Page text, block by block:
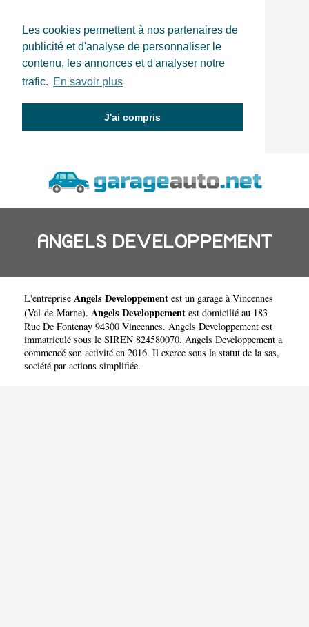
Les cookies permettent à nos partenaires de
publicité et d'analyse de personnaliser le
contenu, les annonces et d'analyser notre
trafic. En savoir plus
J'ai compris
ANGELS DEVELOPPEMENT
L'entreprise Angels Developpement est un garage à Vincennes
(Val-de-Marne). Angels Developpement est domicilié au 183
Rue De Fontenay 94300 Vincennes. Angels Developpement est
immatriculé sous le SIREN 824580070. Angels Developpement a
commencé son activité en 2016. Il exerce sous la statut de la sas,
société par actions simplifiée.